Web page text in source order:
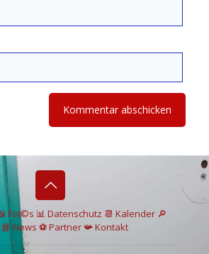
Fot©s 📊 Datenschutz 📆 Kalender 🔎
📘 News ⚽Partner📯Kontakt